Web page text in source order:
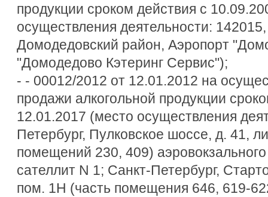
продукции сроком действия с
осуществления деятельности:
Домодедовский район, Аэропорт
"Домодедово Кэтеринг Сервис");
- - 00012/2012 от 12.01.2012 на
продажи алкогольной продукции
12.01.2017 (место осуществления
Петербург, Пулковское шоссе, д. 41,
помещений 230, 409)
сателлит N 1; Санкт-Петербург,
пом. 1Н (часть помещения 646, 619-